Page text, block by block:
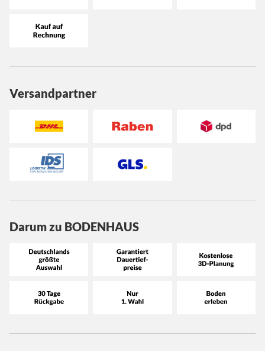
Versandpartner
Darum zu BODENHAUS